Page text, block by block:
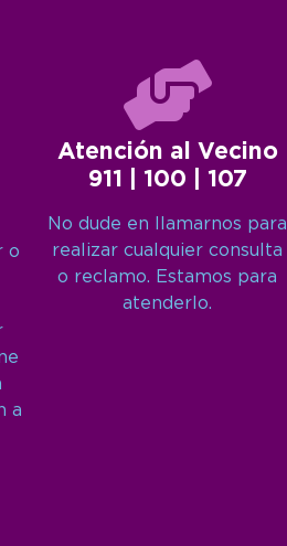
o
a
Atención al Vecino
911 | 100 | 107
No dude en llamarnos para
realizar cualquier consulta
o reclamo. Estamos para
atenderlo.